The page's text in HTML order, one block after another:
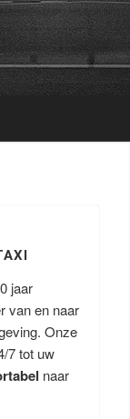
jaar
van en naar
Onze
7 tot uw
naar